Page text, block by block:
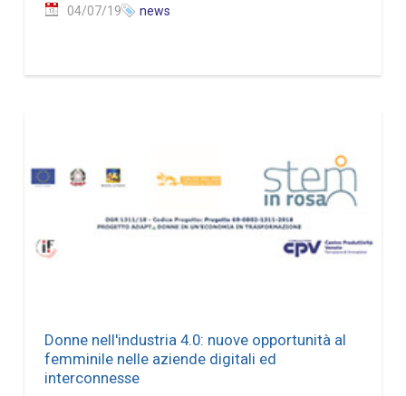
04/07/19 news
Donne nell'industria 4.0: nuove opportunità al
femminile nelle aziende digitali ed
interconnesse